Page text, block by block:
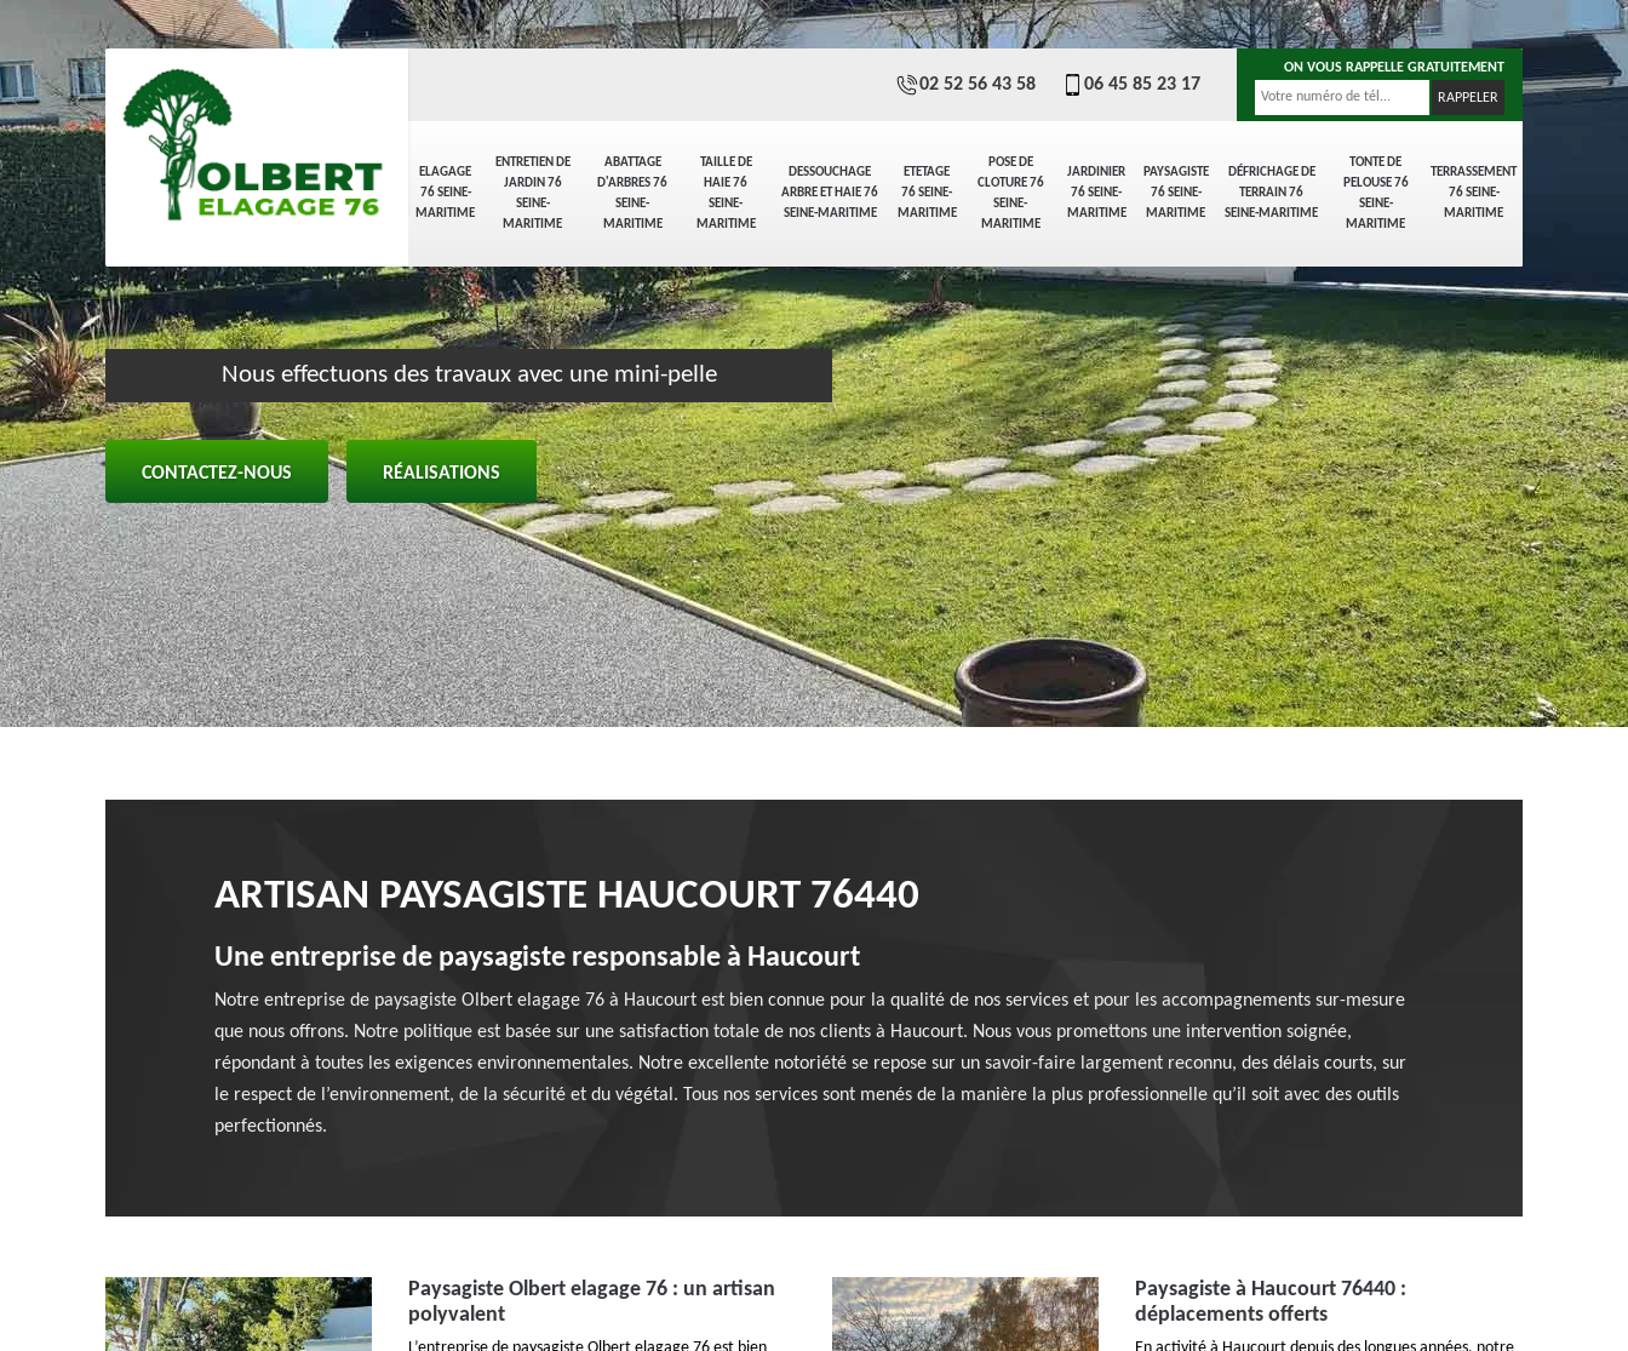
ELAGAGE
76 SEINE-
MARITIME
ENTRETIEN DE
JARDIN 76
SEINE-
MARITIME
ABATTAGE
D'ARBRES 76
SEINE-
MARITIME
TAILLE DE
HAIE 76
SEINE-
MARITIME
DESSOUCHAGE
ARBRE ET HAIE 76
SEINE-MARITIME
ETETAGE
76 SEINE-
MARITIME
POSE DE
CLOTURE 76
SEINE-
MARITIME
JARDINIER
76 SEINE-
MARITIME
PAYSAGISTE
76 SEINE-
MARITIME
DÉFRICHAGE DE
TERRAIN 76
SEINE-MARITIME
TONTE DE
PELOUSE 76
SEINE-
MARITIME
TERRASSEMENT
76 SEINE-
MARITIME
02 52 56 43 58 06 45 85 23 17
ON VOUS RAPPELLE GRATUITEMENT
Nous effectuons des travaux avec une mini-pelle
CONTACTEZ-NOUS RÉALISATIONS
ARTISAN PAYSAGISTE HAUCOURT 76440
Une entreprise de paysagiste responsable à Haucourt
Notre entreprise de paysagiste Olbert elagage 76 à Haucourt est bien connue pour la qualité de nos services et pour les accompagnements sur-mesure
que nous offrons. Notre politique est basée sur une satisfaction totale de nos clients à Haucourt. Nous vous promettons une intervention soignée,
répondant à toutes les exigences environnementales. Notre excellente notoriété se repose sur un savoir-faire largement reconnu, des délais courts, sur
le respect de l’environnement, de la sécurité et du végétal. Tous nos services sont menés de la manière la plus professionnelle qu’il soit avec des outils
perfectionnés.
Paysagiste Olbert elagage 76 : un artisan
polyvalent
Paysagiste à Haucourt 76440 :
déplacements offerts